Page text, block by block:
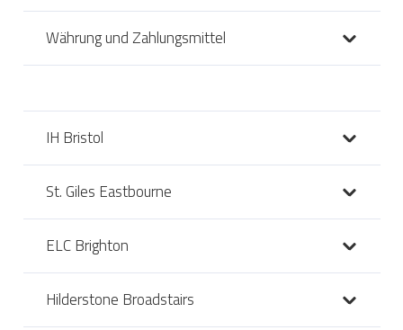
Währung und Zahlungsmittel
IH Bristol
St. Giles Eastbourne
ELC Brighton
Hilderstone Broadstairs